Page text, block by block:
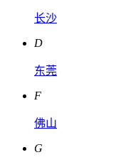
长沙
D
东莞
F
佛山
G